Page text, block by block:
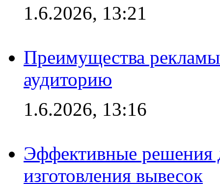
1.6.2026, 13:21
Преимущества
аудиторию
1.6.2026, 13:16
Эффективные решения
изготовления вывесок